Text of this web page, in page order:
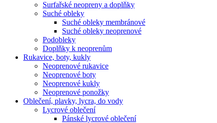
Surfařské neopreny a doplňky
Suché obleky
Suché obleky membránové
Suché obleky neoprenové
Podobleky
Doplňky k neoprenům
Rukavice, boty, kukly
Neoprenové rukavice
Neoprenové boty
Neoprenové kukly
Neoprenové ponožky
Oblečení, plavky, lycra, do vody
Lycrové oblečení
Pánské lycrové oblečení